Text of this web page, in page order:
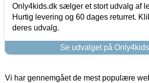
Only4kids.dk sælger et stort udvalg af
Hurtig levering og 60 dages returret.
deres udvalg.
Se udvalget på
Vi har gennemgået de mest populære